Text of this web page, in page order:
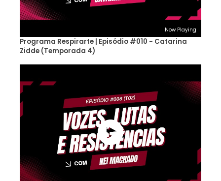
Now Playing
Programa Respirarte | Episódio #010 - Catarina
Zidde (Temporada 4)